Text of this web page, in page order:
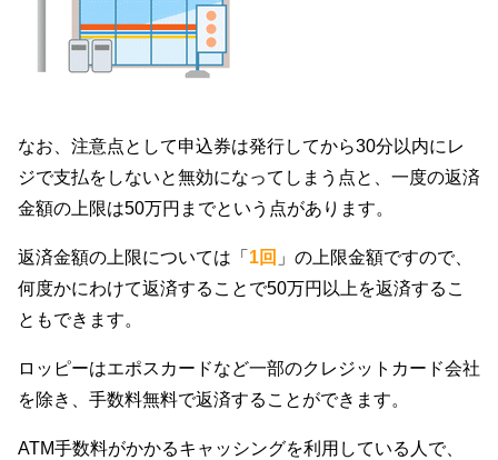
なお、注意点として申込券は発行してから30分以内にレ
ジで支払をしないと無効になってしまう点と、一度の返済
金額の上限は50万円までという点があります。
返済金額の上限については「 1回 」の上限金額ですので、
何度かにわけて返済することで50万円以上を返済するこ
ともできます。
ロッピーはエポスカードなど一部のクレジットカード会社
を除き、手数料無料で返済することができます。
ATM手数料がかかるキャッシングを利用している人で、